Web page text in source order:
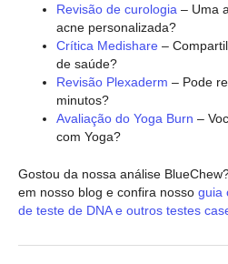
Revisão de curologia – Uma
acne personalizada?
Crítica Medishare –
de saúde?
Revisão Plexaderm – Pode
minutos?
Avaliação do Yoga Burn –
com Yoga?
Gostou da nossa análise
em nosso blog e confira nosso guia
de teste de DNA e outros testes